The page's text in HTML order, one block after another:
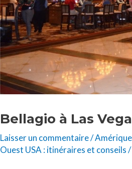
Bellagio à Las
Laisser un commentaire/Amérique
Ouest USA : itinéraires et conseils